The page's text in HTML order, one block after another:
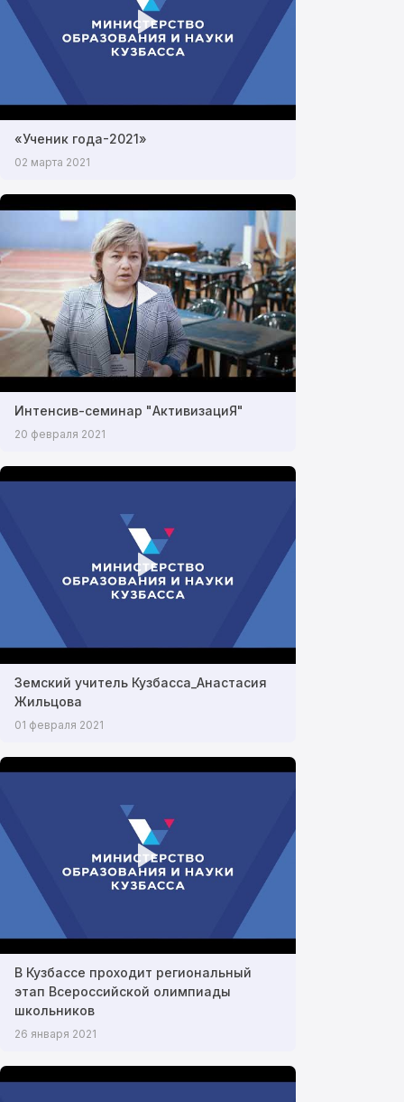
«Ученик года-2021»
02 марта 2021
Интенсив-семинар "АктивизациЯ"
20 февраля 2021
Земский учитель Кузбасса_Анастасия
Жильцова
01 февраля 2021
В Кузбассе проходит региональный
этап Всероссийской олимпиады
школьников
26 января 2021